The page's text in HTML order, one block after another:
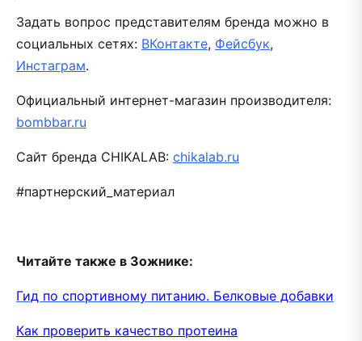
Задать вопрос представителям бренда можно в
социальных сетях: ВКонтакте, Фейсбук,
Инстаграм.
Официальный интернет-магазин производителя:
bombbar.ru
Сайт бренда CHIKALAB: chikalab.ru
#партнерский_материал
Читайте также в Зожнике:
Гид по спортивному питанию. Белковые добавки
Как проверить качество протеина